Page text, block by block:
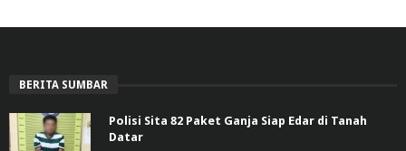
BERITA SUMBAR
Polisi Sita 82 Paket Ganja Siap Edar di Tanah
Datar